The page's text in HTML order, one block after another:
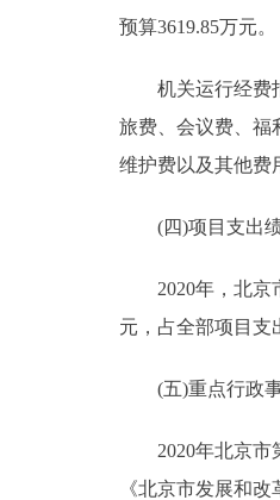
预算3619.85万元。
机关运行经费指
旅费、会议费、福
维护费以及其他费
(四)项目支出绩
2020年，北京市
元，占全部项目支
(五)重点行政事
2020年北京市第
《北京市发展和